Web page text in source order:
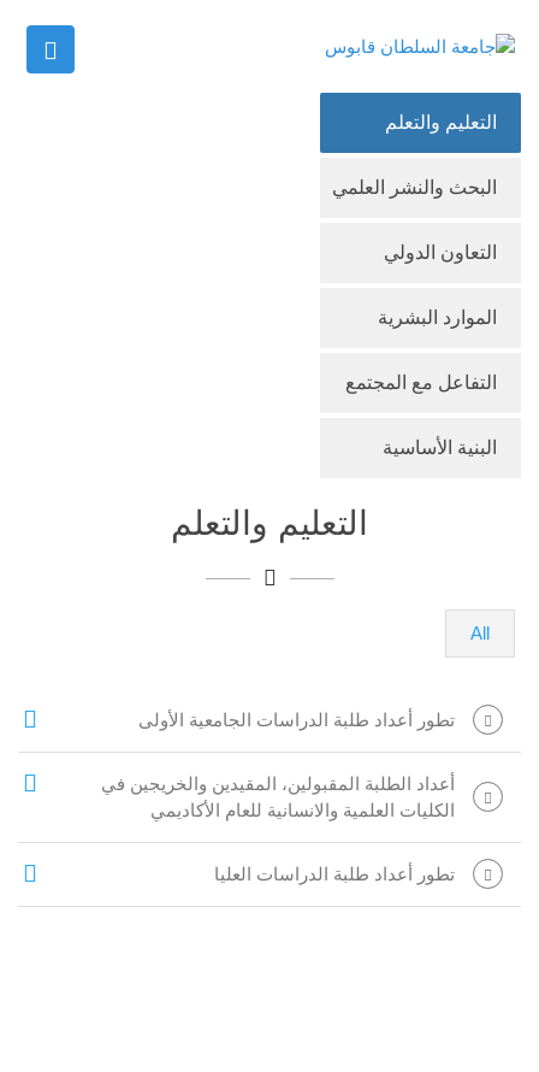
التعليم والتعلم
البحث والنشر العلمي
التعاون الدولي
الموارد البشرية
التفاعل مع المجتمع
البنية الأساسية
التعليم والتعلم
All
تطور أعداد طلبة الدراسات الجامعية الأولى
أعداد الطلبة المقبولين، المقيدين والخريجين في
الكليات العلمية والانسانية للعام الأكاديمي
تطور أعداد طلبة الدراسات العليا